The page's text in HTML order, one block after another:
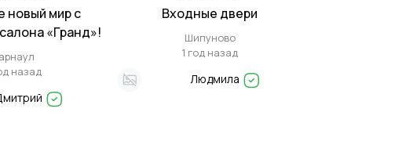
новый мир с
«Гранд»!
назад
Входные двери
Шипуново
1 год назад
Людмила